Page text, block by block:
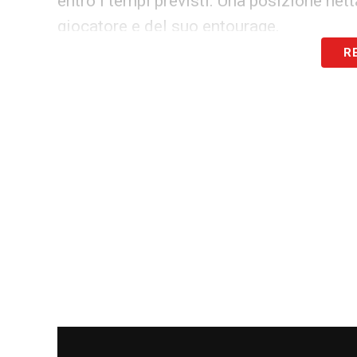
giocatore e del suo entourage.
Lazio, la PEC inviata e i dettagli
regolarmente pagata.